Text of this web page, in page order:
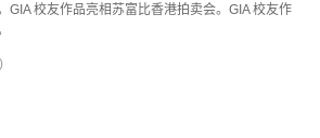
GIA 校友作品亮相苏富比香港拍卖会。GIA 校友作